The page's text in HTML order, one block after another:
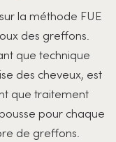
la méthode FUE
des greffons.
que technique
des cheveux, est
que traitement
pour chaque
de greffons.